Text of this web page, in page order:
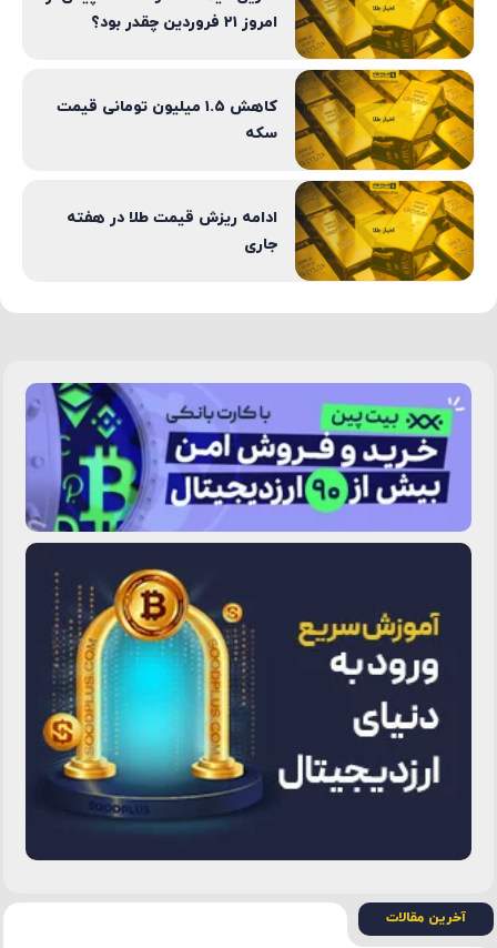
امروز ۲۱ فروردین چقدر بود؟
کاهش ۱.۵ میلیون تومانی قیمت
سکه
ادامه ریزش قیمت طلا در هفته
جاری
آخرین مقالات